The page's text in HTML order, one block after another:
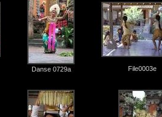
Danse 0729a File0003e